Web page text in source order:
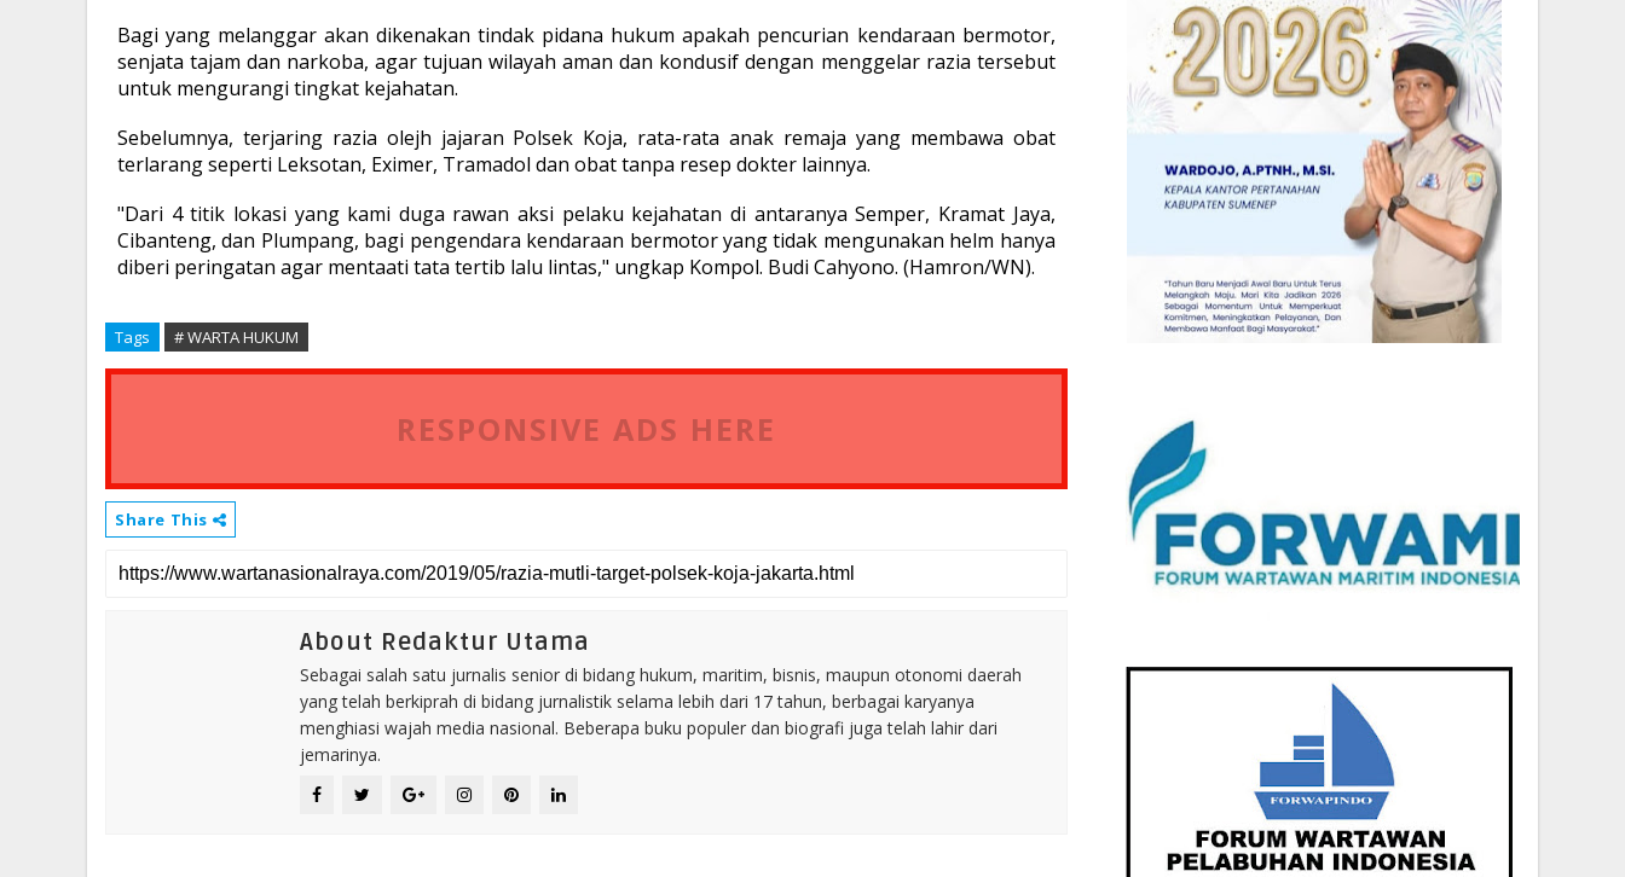
Bagi yang melanggar akan dikenakan tindak pidana hukum apakah pencurian kendaraan bermotor,
senjata tajam dan narkoba, agar tujuan wilayah aman dan kondusif dengan menggelar razia tersebut
untuk mengurangi tingkat kejahatan.
Sebelumnya, terjaring razia olejh jajaran Polsek Koja, rata-rata anak remaja yang membawa obat
terlarang seperti Leksotan, Eximer, Tramadol dan obat tanpa resep dokter lainnya.
"Dari 4 titik lokasi yang kami duga rawan aksi pelaku kejahatan di antaranya Semper, Kramat Jaya,
Cibanteng, dan Plumpang, bagi pengendara kendaraan bermotor yang tidak mengunakan helm hanya
diberi peringatan agar mentaati tata tertib lalu lintas," ungkap Kompol. Budi Cahyono. (Hamron/WN).
Tags # WARTA HUKUM
RESPONSIVE ADS HERE
Share This
About Redaktur Utama
Sebagai salah satu jurnalis senior di bidang hukum, maritim, bisnis, maupun otonomi daerah
yang telah berkiprah di bidang jurnalistik selama lebih dari 17 tahun, berbagai karyanya
menghiasi wajah media nasional. Beberapa buku populer dan biografi juga telah lahir dari
jemarinya.